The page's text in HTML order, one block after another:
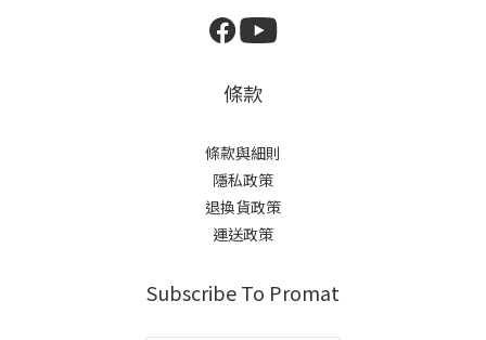
條款
條款與細則
隱私政策
退換貨政策
運送政策
Subscribe To Promat